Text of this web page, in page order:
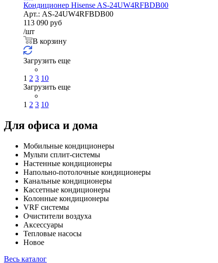
Кондиционер Hisense AS-24UW4RFBDB00
Арт.: AS-24UW4RFBDB00
113 090 руб
/шт
В корзину
Загрузить еще
1 2 3 10
Загрузить еще
1 2 3 10
Для офиса и дома
Мобильные кондиционеры
Мульти сплит-системы
Настенные кондиционеры
Напольно-потолочные кондиционеры
Канальные кондиционеры
Кассетные кондиционеры
Колонные кондиционеры
VRF системы
Очистители воздуха
Аксессуары
Тепловые насосы
Новое
Весь каталог